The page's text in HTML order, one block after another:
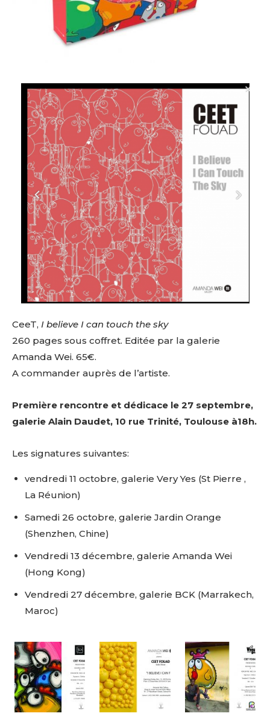
Adresse email*
Nom
Prénom
J'accepte les termes et conditions
Adresse email*
Nom
Prénom
CeeT, I believe I can touch the sky
260 pages sous coffret. Editée par la galerie
Amanda Wei. 65€.
A commander auprès de l’artiste.
Première rencontre et dédicace le 27 septembre,
galerie Alain Daudet, 10 rue Trinité, Toulouse à18h.
Les signatures suivantes:
vendredi 11 octobre, galerie Very Yes (St Pierre ,
La Réunion)
Samedi 26 octobre, galerie Jardin Orange
(Shenzhen, Chine)
Vendredi 13 décembre, galerie Amanda Wei
(Hong Kong)
Vendredi 27 décembre, galerie BCK (Marrakech,
Maroc)